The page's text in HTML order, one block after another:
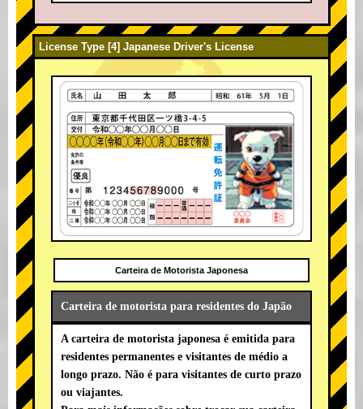
License Type [4] Japanese Driver's License
Carteira de Motorista Japonesa
Carteira de motorista para residentes do Japão
A carteira de motorista japonesa é emitida para
residentes permanentes e visitantes de médio a
longo prazo. Não é para visitantes de curto prazo
ou viajantes.